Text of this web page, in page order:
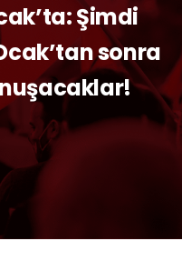
Şimdi
sonra